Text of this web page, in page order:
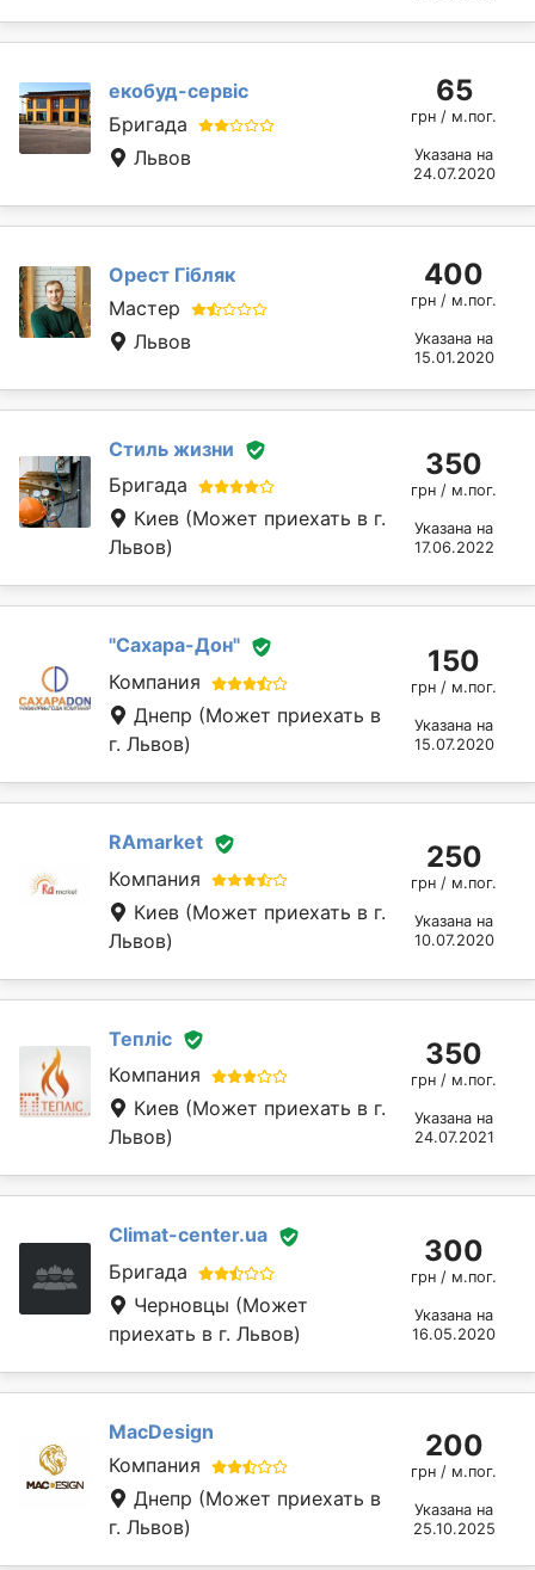
екобуд-сервіс
Бригада
Львов
65
грн / м.пог.
Указана на
24.07.2020
Орест Гібляк
Мастер
Львов
400
грн / м.пог.
Указана на
15.01.2020
Стиль жизни
Бригада
Киев (Может приехать в г.
Львов)
350
грн / м.пог.
Указана на
17.06.2022
"Сахара-Дон"
Компания
Днепр (Может приехать в
г. Львов)
150
грн / м.пог.
Указана на
15.07.2020
RAmarket
Компания
Киев (Может приехать в г.
Львов)
250
грн / м.пог.
Указана на
10.07.2020
Тепліс
Компания
Киев (Может приехать в г.
Львов)
350
грн / м.пог.
Указана на
24.07.2021
Climat-center.ua
Бригада
Черновцы (Может
приехать в г. Львов)
300
грн / м.пог.
Указана на
16.05.2020
MacDesign
Компания
Днепр (Может приехать в
г. Львов)
200
грн / м.пог.
Указана на
25.10.2025